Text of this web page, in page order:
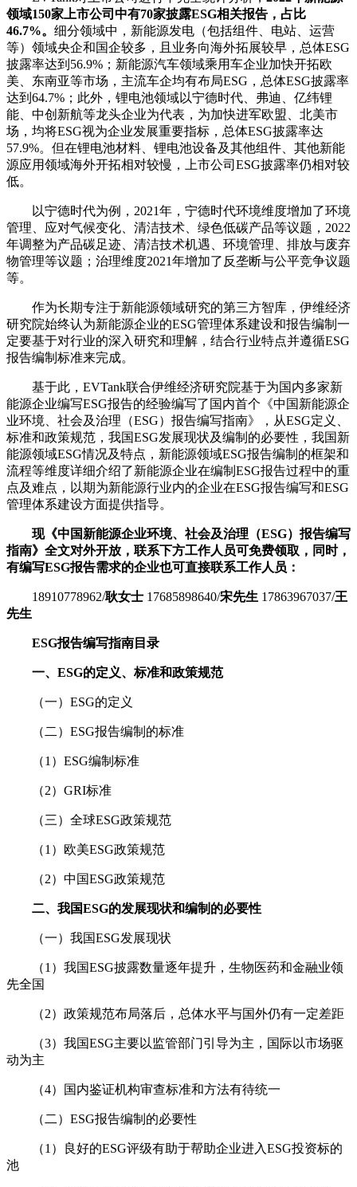
领域150家上市公司中有70家披露ESG相关报告，占比
46.7%。 细分领域中，新能源发电（包括组件、电站、运营
等）领域央企和国企较多，且业务向海外拓展较早，总体ESG
披露率达到56.9%；新能源汽车领域乘用车企业加快开拓欧
美、东南亚等市场，主流车企均有布局ESG，总体ESG披露率
达到64.7%；此外，锂电池领域以宁德时代、弗迪、亿纬锂
能、中创新航等龙头企业为代表，为加快进军欧盟、北美市
场，均将ESG视为企业发展重要指标，总体ESG披露率达
57.9%。但在锂电池材料、锂电池设备及其他组件、其他新能
源应用领域海外开拓相对较慢，上市公司ESG披露率仍相对较
低。
以宁德时代为例，2021年，宁德时代环境维度增加了环境
管理、应对气候变化、清洁技术、绿色低碳产品等议题，2022
年调整为产品碳足迹、清洁技术机遇、环境管理、排放与废弃
物管理等议题；治理维度2021年增加了反垄断与公平竞争议题
等。
作为长期专注于新能源领域研究的第三方智库，伊维经济
研究院始终认为新能源企业的ESG管理体系建设和报告编制一
定要基于对行业的深入研究和理解，结合行业特点并遵循ESG
报告编制标准来完成。
基于此，EVTank联合伊维经济研究院基于为国内多家新
能源企业编写ESG报告的经验编写了国内首个《中国新能源企
业环境、社会及治理（ESG）报告编写指南》，从ESG定义、
标准和政策规范，我国ESG发展现状及编制的必要性，我国新
能源领域ESG情况及特点，新能源领域ESG报告编制的框架和
流程等维度详细介绍了新能源企业在编制ESG报告过程中的重
点及难点，以期为新能源行业内的企业在ESG报告编写和ESG
管理体系建设方面提供指导。
现《中国新能源企业环境、社会及治理（ESG）报告编写
指南》全文对外开放，联系下方工作人员可免费领取 ， 同时，
有编写ESG报告需求的企业也可直接联系工作人员：
18910778962/耿女士 17685898640/宋先生 17863967037/王
先生
ESG报告编写指南目录
一、ESG的定义、标准和政策规范
（一）ESG的定义
（二）ESG报告编制的标准
（1）ESG编制标准
（2）GRI标准
（三）全球ESG政策规范
（1）欧美ESG政策规范
（2）中国ESG政策规范
二、我国ESG的发展现状和编制的必要性
（一）我国ESG发展现状
（1）我国ESG披露数量逐年提升，生物医药和金融业领
先全国
（2）政策规范布局落后，总体水平与国外仍有一定差距
（3）我国ESG主要以监管部门引导为主，国际以市场驱
动为主
（4）国内鉴证机构审查标准和方法有待统一
（二）ESG报告编制的必要性
（1）良好的ESG评级有助于帮助企业进入ESG投资标的
池